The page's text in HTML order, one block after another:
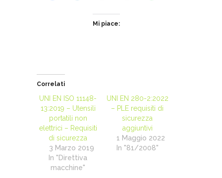
Mi piace:
Correlati
UNI EN ISO 11148-
13:2019 – Utensili
portatili non
elettrici – Requisiti
di sicurezza
3 Marzo 2019
In "Direttiva
macchine"
UNI EN 280-2:2022
– PLE requisiti di
sicurezza
aggiuntivi
1 Maggio 2022
In "81/2008"